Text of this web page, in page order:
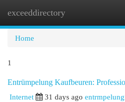
exceeddirectory
Home
1
Entrümpelung Kaufbeuren:
Internet
31 days ago